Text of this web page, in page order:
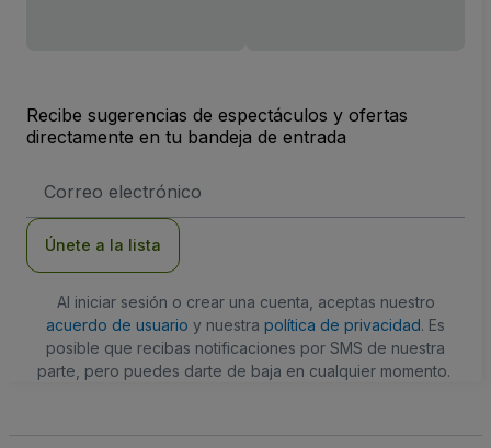
Recibe sugerencias de espectáculos y ofertas
directamente en tu bandeja de entrada
de
Únete a la lista
Al iniciar sesión o crear una cuenta, aceptas nuestro
acuerdo de usuario y nuestra política de privacidad. Es
posible que recibas notificaciones por SMS de nuestra
parte, pero puedes darte de baja en cualquier momento.